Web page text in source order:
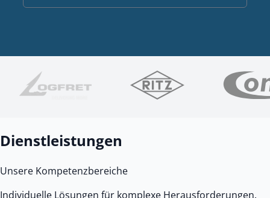
Diese Kunden vertrauen uns
Dienstleistungen
Unsere Kompetenzbereiche
Individuelle Lösungen für komplexe Herausforderungen.